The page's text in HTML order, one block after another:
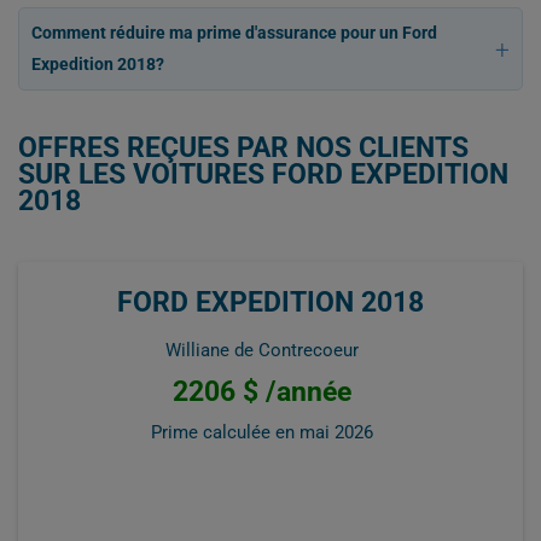
Comment réduire ma prime d'assurance pour un Ford
Expedition 2018?
OFFRES REÇUES PAR NOS CLIENTS
SUR LES VOITURES FORD EXPEDITION
2018
FORD EXPEDITION 2018
Williane de Contrecoeur
2206 $ /année
Prime calculée en mai 2026